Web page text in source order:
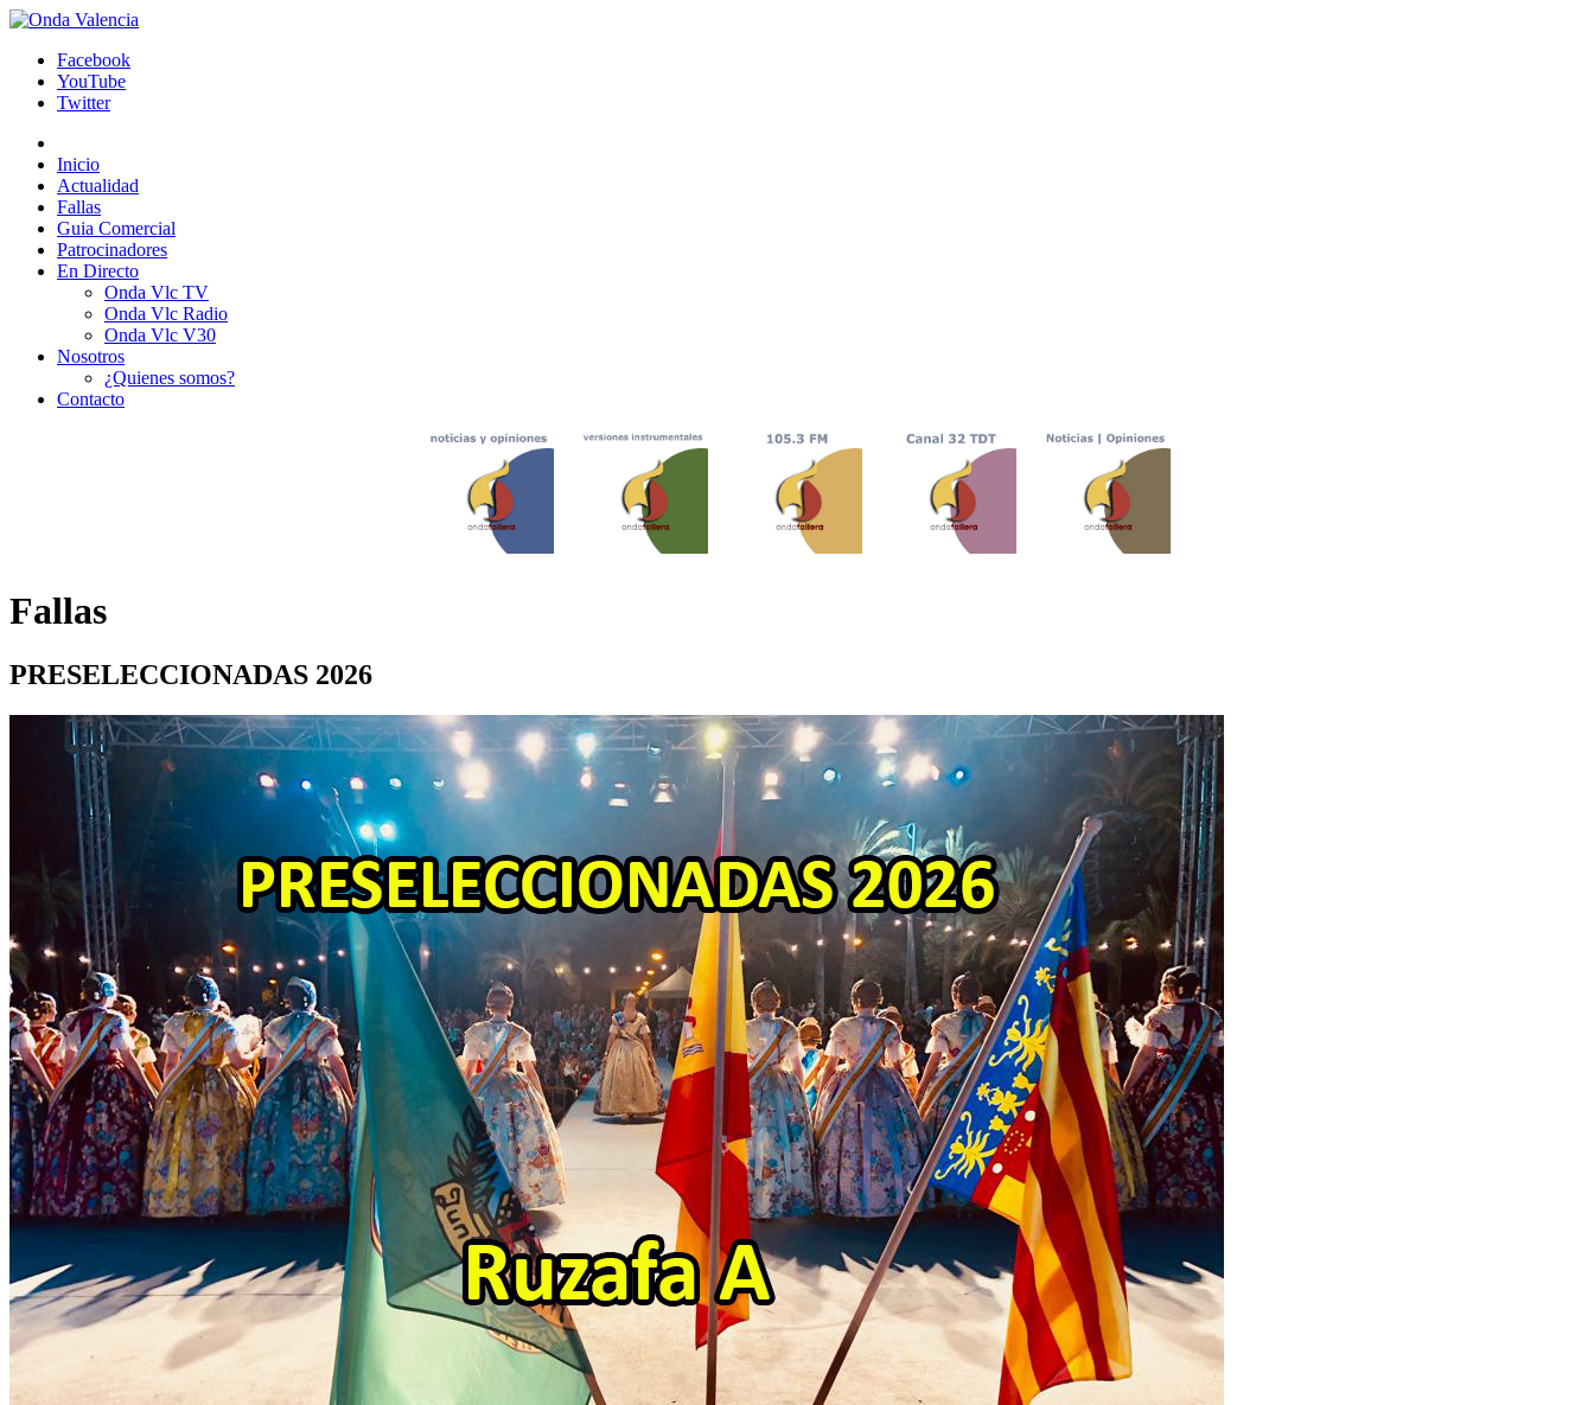
Facebook
YouTube
Twitter
Inicio
Actualidad
Fallas
Guia Comercial
Patrocinadores
En Directo
Onda Vlc TV
Onda Vlc Radio
Onda Vlc V30
Nosotros
¿Quienes somos?
Contacto
Fallas
PRESELECCIONADAS 2026